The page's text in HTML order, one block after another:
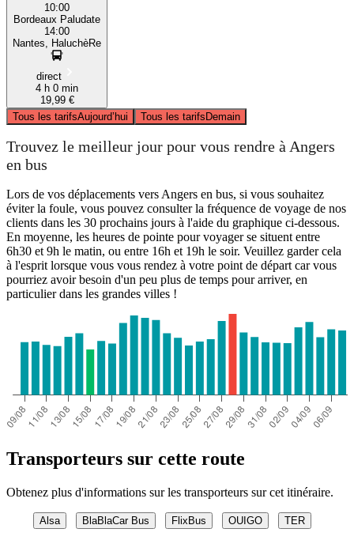
10:00
Bordeaux Paludate
14:00
Nantes, HaluchèRe
direct
4 h 0 min
19,99 €
Tous les tarifsAujourd’hui Tous les tarifsDemain
Trouvez le meilleur jour pour vous rendre à Angers
en bus
Lors de vos déplacements vers Angers en bus, si vous souhaitez
éviter la foule, vous pouvez consulter la fréquence de voyage de nos
clients dans les 30 prochains jours à l'aide du graphique ci-dessous.
En moyenne, les heures de pointe pour voyager se situent entre
6h30 et 9h le matin, ou entre 16h et 19h le soir. Veuillez garder cela
à l'esprit lorsque vous vous rendez à votre point de départ car vous
pourriez avoir besoin d'un peu plus de temps pour arriver, en
particulier dans les grandes villes !
Transporteurs sur cette route
Obtenez plus d'informations sur les transporteurs sur cet itinéraire.
Alsa BlaBlaCar Bus FlixBus OUIGO TER